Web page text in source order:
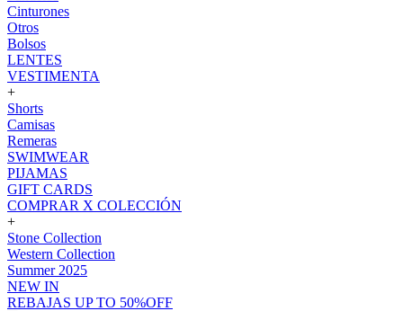
Cinturones
Otros
Bolsos
LENTES
VESTIMENTA
+
Shorts
Camisas
Remeras
SWIMWEAR
PIJAMAS
GIFT CARDS
COMPRAR X COLECCIÓN
+
Stone Collection
Western Collection
Summer 2025
NEW IN
REBAJAS UP TO 50%OFF